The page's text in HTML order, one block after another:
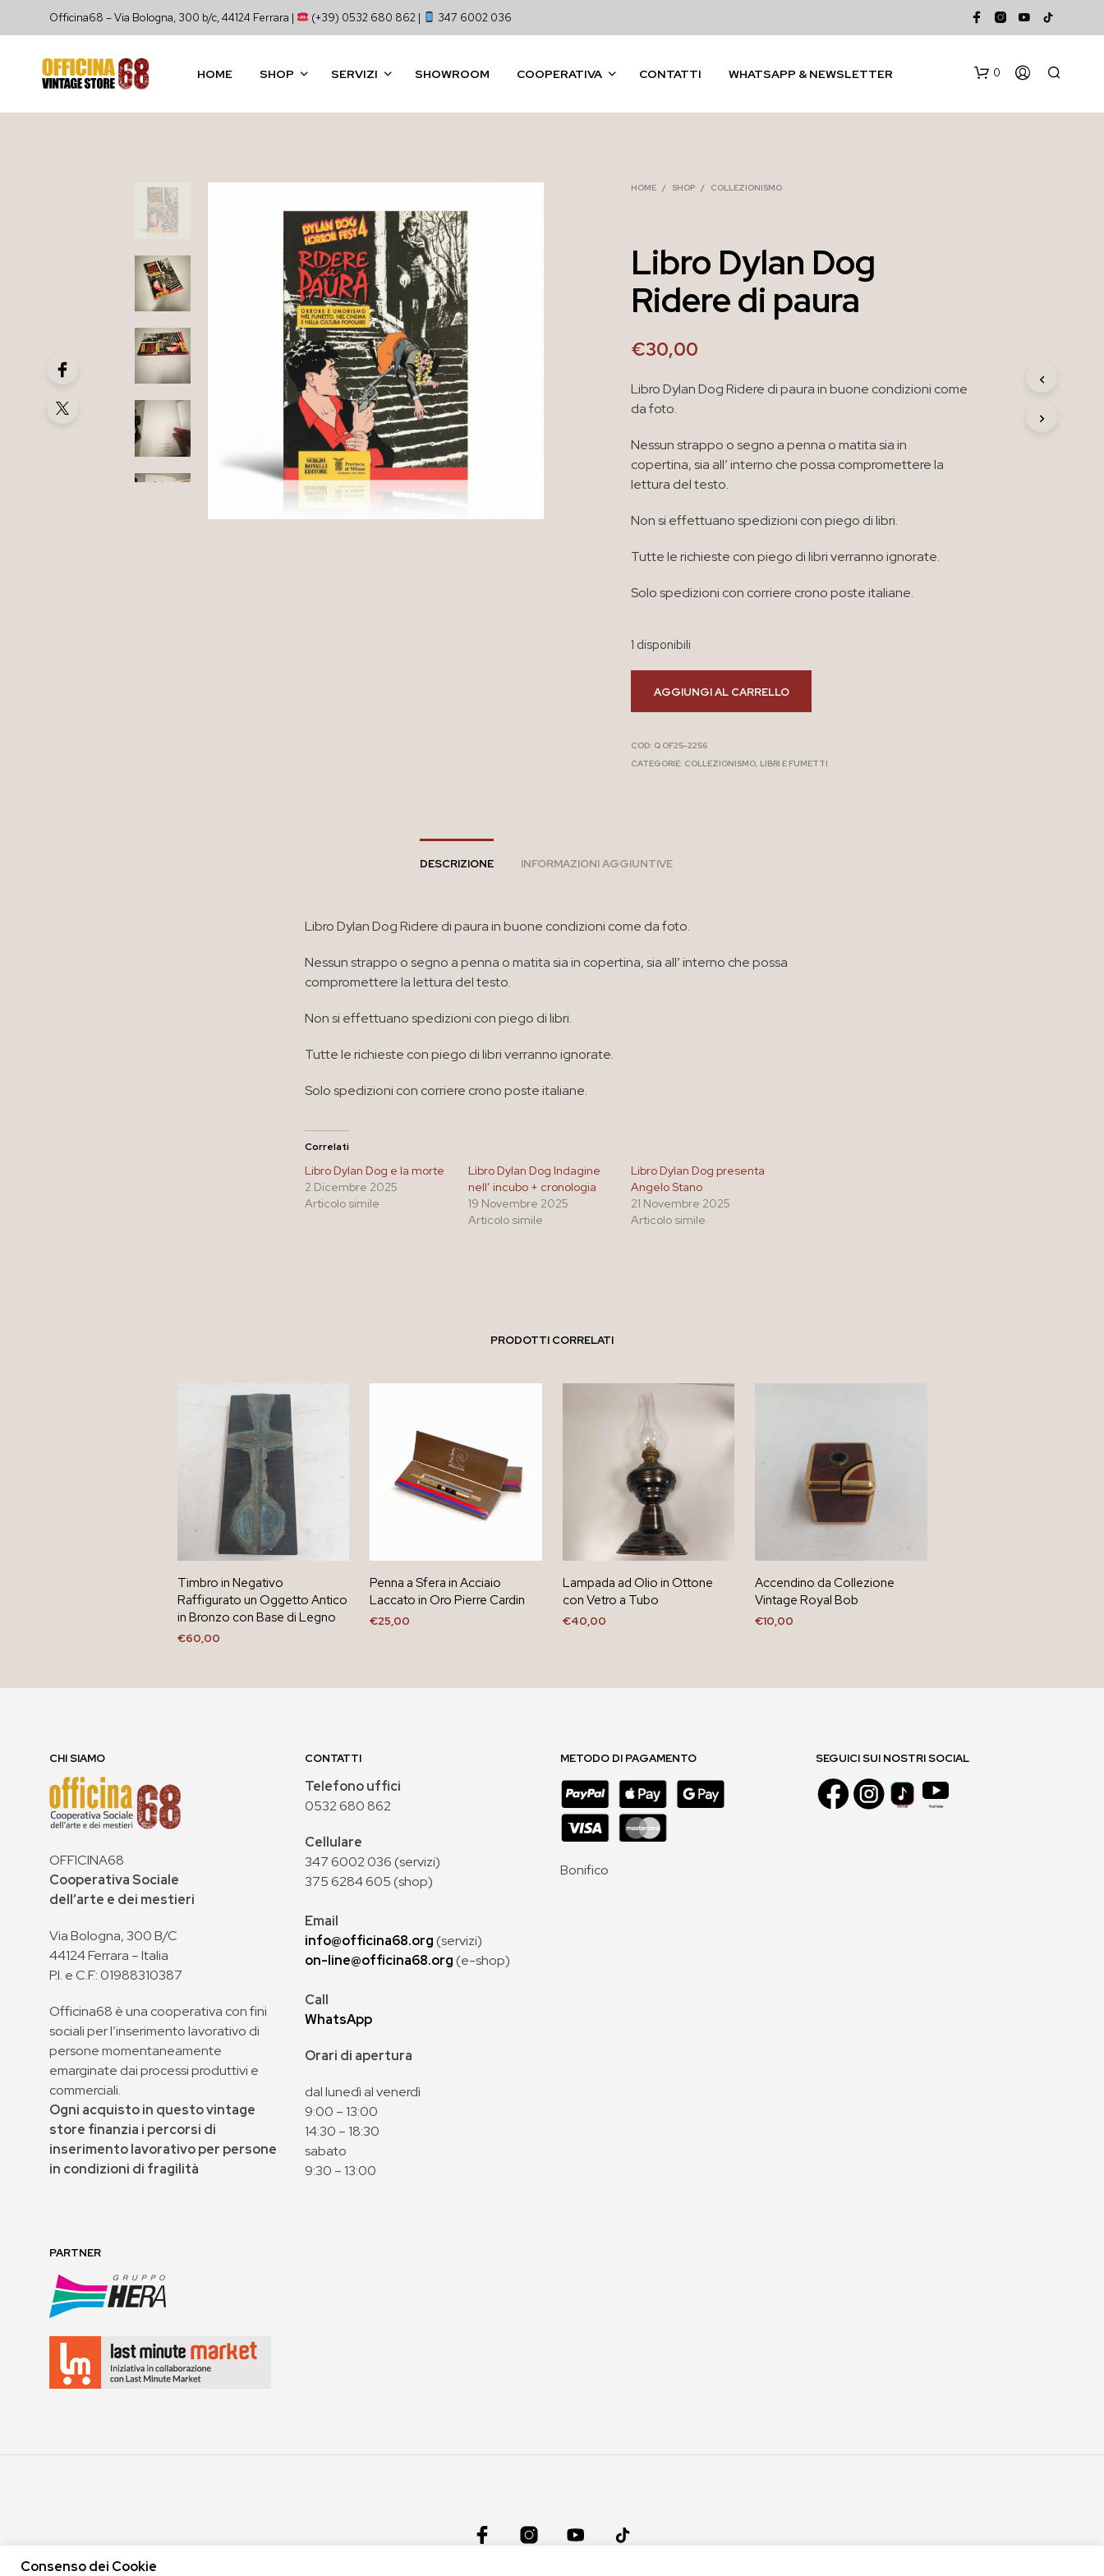
Officina68 – Via Bologna, 300 b/c, 44124 Ferrara | (+39) 0532 680 862 | 347 6002 036
HOME SHOP SERVIZI SHOWROOM COOPERATIVA CONTATTI WHATSAPP & NEWSLETTER 0
HOME / SHOP / COLLEZIONISMO
Libro Dylan Dog
Ridere di paura
€30,00
Libro Dylan Dog Ridere di paura in buone condizioni come
da foto.
Nessun strappo o segno a penna o matita sia in
copertina, sia all’ interno che possa compromettere la
lettura del testo.
Non si effettuano spedizioni con piego di libri.
Tutte le richieste con piego di libri verranno ignorate.
Solo spedizioni con corriere crono poste italiane.
1 disponibili
AGGIUNGI AL CARRELLO
COD: Q OF25-2256
CATEGORIE: COLLEZIONISMO, LIBRI E FUMETTI
DESCRIZIONE INFORMAZIONI AGGIUNTIVE
Libro Dylan Dog Ridere di paura in buone condizioni come da foto.
Nessun strappo o segno a penna o matita sia in copertina, sia all’ interno che possa
compromettere la lettura del testo.
Non si effettuano spedizioni con piego di libri.
Tutte le richieste con piego di libri verranno ignorate.
Solo spedizioni con corriere crono poste italiane.
Correlati
Libro Dylan Dog e la morte
2 Dicembre 2025
Articolo simile
Libro Dylan Dog Indagine
nell’ incubo + cronologia
19 Novembre 2025
Articolo simile
Libro Dylan Dog presenta
Angelo Stano
21 Novembre 2025
Articolo simile
PRODOTTI CORRELATI
Timbro in Negativo
Raffigurato un Oggetto Antico
in Bronzo con Base di Legno
€60,00
Penna a Sfera in Acciaio
Laccato in Oro Pierre Cardin
€25,00
Lampada ad Olio in Ottone
con Vetro a Tubo
€40,00
Accendino da Collezione
Vintage Royal Bob
€10,00
CHI SIAMO
OFFICINA68
Cooperativa Sociale
dell’arte e dei mestieri
Via Bologna, 300 B/C
44124 Ferrara – Italia
P.I. e C.F.: 01988310387
Officina68 è una cooperativa con fini
sociali per l’inserimento lavorativo di
persone momentaneamente
emarginate dai processi produttivi e
commerciali.
Ogni acquisto in questo vintage
store finanzia i percorsi di
inserimento lavorativo per persone
in condizioni di fragilità
CONTATTI
Telefono uffici
0532 680 862
Cellulare
347 6002 036 (servizi)
375 6284 605 (shop)
Email
info@officina68.org(servizi)
on-line@officina68.org(e-shop)
Call
WhatsApp
Orari di apertura
dal lunedì al venerdì
9:00 – 13:00
14:30 – 18:30
sabato
9:30 – 13:00
METODO DI PAGAMENTO
Bonifico
SEGUICI SUI NOSTRI SOCIAL
PARTNER
Consenso dei Cookie